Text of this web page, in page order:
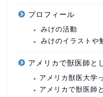
プロフィール
みけの活動
みけのイラストや
アメリカで獣医師と
アメリカ獣医大学
アメリカで獣医師